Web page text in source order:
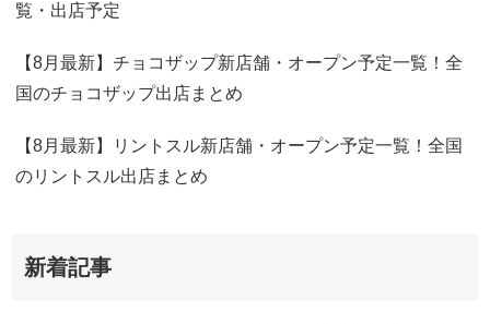
覧・出店予定
【8月最新】チョコザップ新店舗・オープン予定一覧！全
国のチョコザップ出店まとめ
【8月最新】リントスル新店舗・オープン予定一覧！全国
のリントスル出店まとめ
新着記事